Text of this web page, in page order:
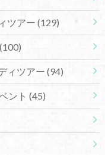
ツアー (129)
(100)
ィツアー (94)
ント (45)